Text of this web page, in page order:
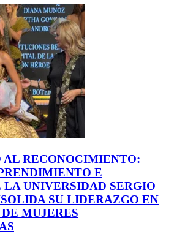
AL RECONOCIMIENTO:
E
UNIVERSIDAD SERGIO
SU LIDERAZGO EN
MUJERES